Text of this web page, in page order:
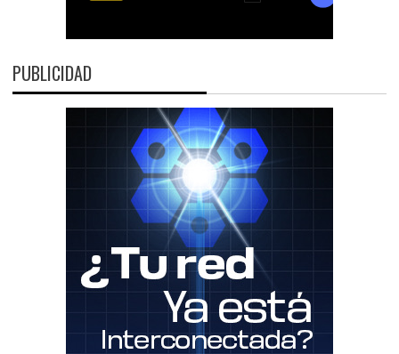
PUBLICIDAD